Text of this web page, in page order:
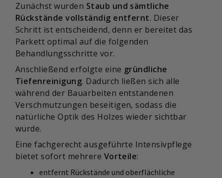
Zunächst wurden Staub und sämtliche
Rückstände vollständig entfernt. Dieser
Schritt ist entscheidend, denn er bereitet das
Parkett optimal auf die folgenden
Behandlungsschritte vor.
Anschließend erfolgte eine gründliche
Tiefenreinigung. Dadurch ließen sich alle
während der Bauarbeiten entstandenen
Verschmutzungen beseitigen, sodass die
natürliche Optik des Holzes wieder sichtbar
wurde.
Eine fachgerecht ausgeführte Intensivpflege
bietet sofort mehrere Vorteile:
entfernt Rückstände und oberflächliche